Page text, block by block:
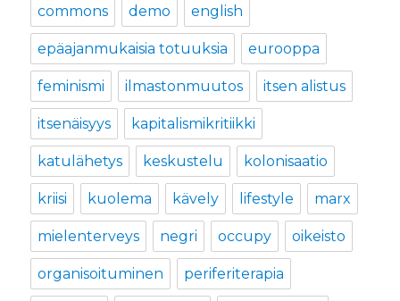
commons demo english
epäajanmukaisia totuuksia eurooppa
feminismi ilmastonmuutos itsen alistus
itsenäisyys kapitalismikritiikki
katulähetys keskustelu kolonisaatio
kriisi kuolema kävely lifestyle marx
mielenterveys negri occupy oikeisto
organisoituminen periferiterapia